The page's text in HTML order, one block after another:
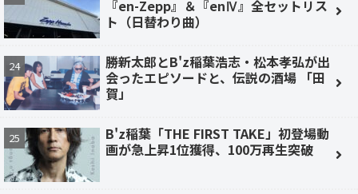
『en-Zepp』＆『enⅣ』全セットリス
ト（日替わり曲）
勝新太郎とB'z稲葉浩志・松本孝弘が出
会ったエピソードと、伝説の酒場 「田
賀」
B'z稲葉「THE FIRST TAKE」初登場動
画が急上昇1位獲得、100万再生突破